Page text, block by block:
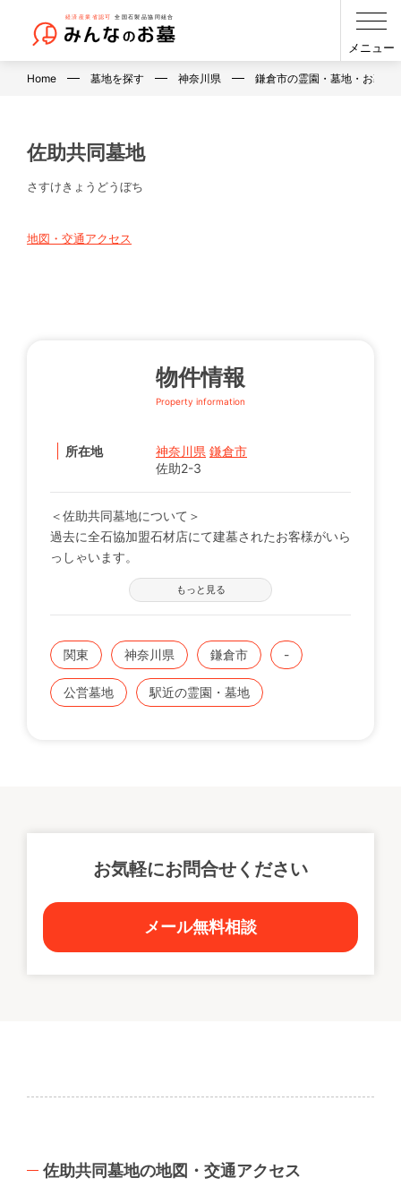
メニュー
Home 墓地を探す 神奈川県 鎌倉市の霊園・墓地・お墓
佐助共同墓地
さすけきょうどうぼち
地図・交通アクセス
物件情報
Property information
所在地 神奈川県 鎌倉市
佐助2-3
＜佐助共同墓地について＞
過去に全石協加盟石材店にて建墓されたお客様がいら
っしゃいます。
※現在の区画状況につきましては、電話番号【0120-
12-1440】までお問い合わせください。
もっと見る
関東 神奈川県 鎌倉市 -
公営墓地 駅近の霊園・墓地
お気軽にお問合せください
メール無料相談
佐助共同墓地の地図・交通アクセス